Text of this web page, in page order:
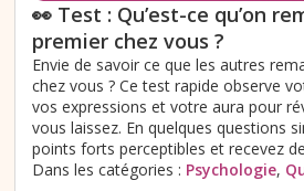
👀 Test : Qu’est-ce qu’on
premier chez vous ?
Envie de savoir ce que les autres
chez vous ? Ce test rapide observe
vos expressions et votre aura pour
vous laissez. En quelques questions
points forts perceptibles et recevez
Dans les catégories : Psychologie,